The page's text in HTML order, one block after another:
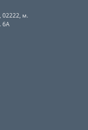
02222, м.
6А